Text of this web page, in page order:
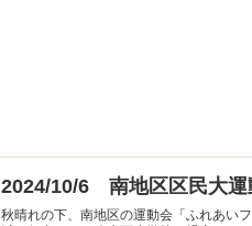
2024/10/6 南地区区民大運
秋晴れの下、南地区の運動会「ふれあい